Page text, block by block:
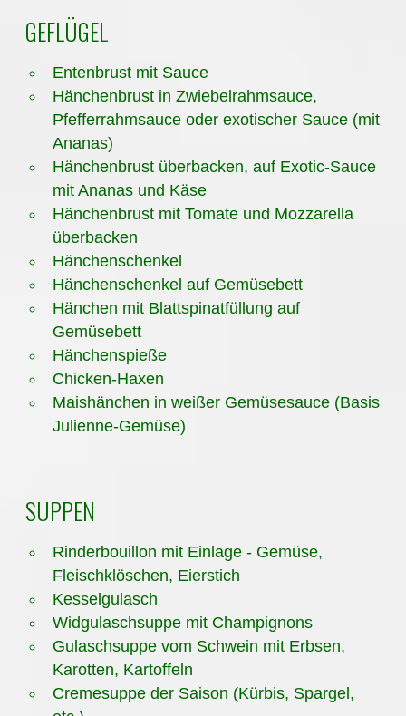
GEFLÜGEL
Entenbrust mit Sauce
Hänchenbrust in Zwiebelrahmsauce,
Pfefferrahmsauce oder exotischer Sauce (mit
Ananas)
Hänchenbrust überbacken, auf Exotic-Sauce
mit Ananas und Käse
Hänchenbrust mit Tomate und Mozzarella
überbacken
Hänchenschenkel
Hänchenschenkel auf Gemüsebett
Hänchen mit Blattspinatfüllung auf
Gemüsebett
Hänchenspieße
Chicken-Haxen
Maishänchen in weißer Gemüsesauce (Basis
Julienne-Gemüse)
SUPPEN
Rinderbouillon mit Einlage - Gemüse,
Fleischklöschen, Eierstich
Kesselgulasch
Widgulaschsuppe mit Champignons
Gulaschsuppe vom Schwein mit Erbsen,
Karotten, Kartoffeln
Cremesuppe der Saison (Kürbis, Spargel,